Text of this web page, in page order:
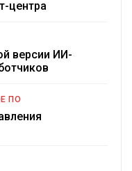
центра
версии ИИ-
ПО